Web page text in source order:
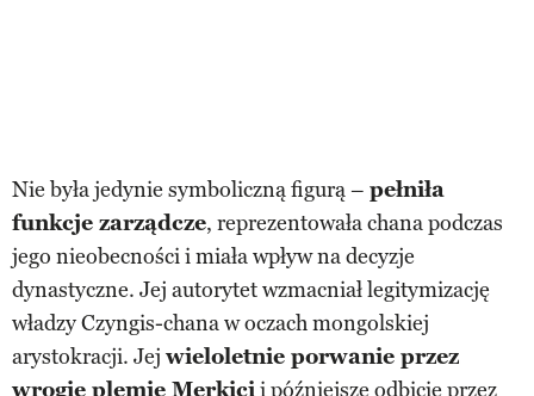
Nie była jedynie symboliczną figurą – pełniła
funkcje zarządcze, reprezentowała chana podczas
jego nieobecności i miała wpływ na decyzje
dynastyczne. Jej autorytet wzmacniał legitymizację
władzy Czyngis-chana w oczach mongolskiej
arystokracji. Jej wieloletnie porwanie przez
wrogie plemię Merkicii późniejsze odbicie przez